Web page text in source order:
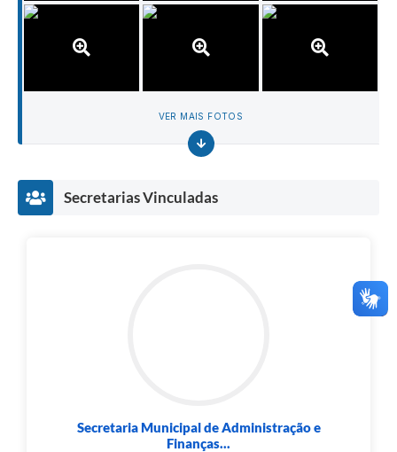
VER MAIS FOTOS
Secretarias Vinculadas
Secretaria Municipal de Administração e
Finanças...